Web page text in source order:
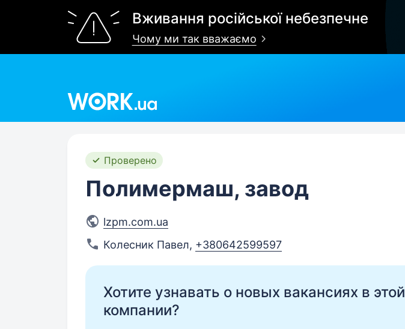
Вживання російської небезпечне
Чому ми так вважаємо
Проверено
Полимермаш, завод
lzpm.com.ua
Колесник Павел, +380642599597
Хотите узнавать о новых вакансиях в этой
компании?